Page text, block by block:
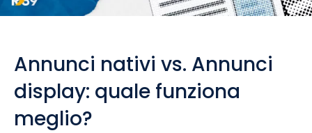
Annunci nativi vs. Annunci
display: quale funziona
meglio?